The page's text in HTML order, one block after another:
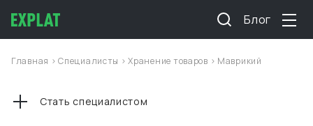
Блог
Главная >Специалисты >Хранение товаров > Маврикий
Стать специалистом